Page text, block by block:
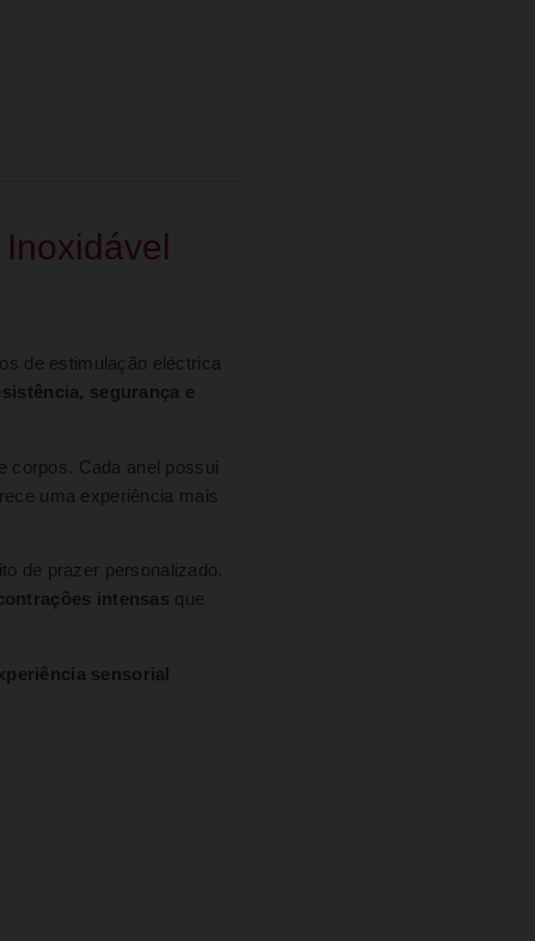
de estimulação eléctrica
segurança e
corpos. Cada anel possui
uma experiência mais
de prazer personalizado.
intensas que
sensorial